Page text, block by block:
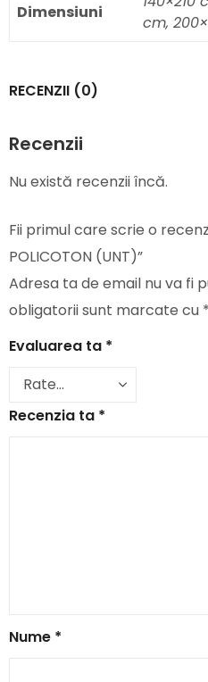
Dimensiuni
cm,
RECENZII (0)
Recenzii
Nu există recenzii încă.
Fii primul care scrie o
POLICOTON (UNT)”
Adresa ta de email nu va fi
obligatorii sunt marcate cu *
Evaluarea ta *
Recenzia ta *
Nume *